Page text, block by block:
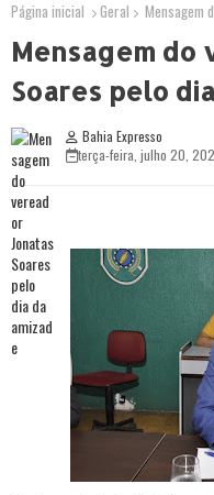
Página inicial Geral Mensagem
Mensagem do
Soares pelo
Bahia Expresso
terça-feira, julho 20,